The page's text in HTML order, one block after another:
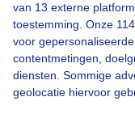
van 13 externe
toestemming. Onze
voor
contentmetingen,
diensten. Sommige
geolocatie hiervoor